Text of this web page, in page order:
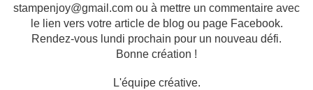
stampenjoy@gmail.com ou à mettre un commentaire avec
le lien vers votre article de blog ou page Facebook.
Rendez-vous lundi prochain pour un nouveau défi.
Bonne création !
L'équipe créative.